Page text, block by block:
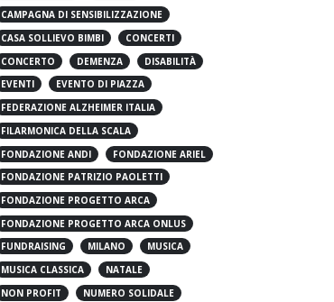
ASTA BENEFICA
BAMBINI
CAMPAGNA DI SENSIBILIZZAZIONE
CASA SOLLIEVO BIMBI
CONCERTI
CONCERTO
DEMENZA
DISABILITÀ
EVENTI
EVENTO DI PIAZZA
FEDERAZIONE ALZHEIMER ITALIA
FILARMONICA DELLA SCALA
FONDAZIONE ANDI
FONDAZIONE ARIEL
FONDAZIONE PATRIZIO PAOLETTI
FONDAZIONE PROGETTO ARCA
FONDAZIONE PROGETTO ARCA ONLUS
FUNDRAISING
MILANO
MUSICA
MUSICA CLASSICA
NATALE